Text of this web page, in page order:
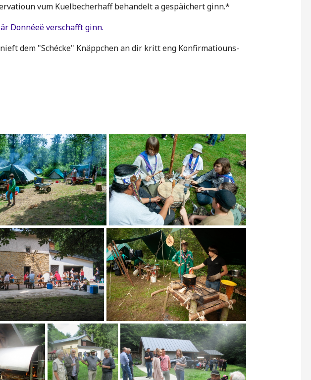
vum Kuelbecherhaff behandelt a gespäichert ginn.*
Donnéeë verschafft ginn.
dem "Schécke" Knäppchen an dir kritt eng Konfirmatiouns-